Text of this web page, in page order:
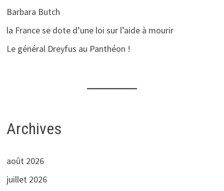
Barbara Butch
la France se dote d’une loi sur l’aide à mourir
Le général Dreyfus au Panthéon !
Archives
août 2026
juillet 2026